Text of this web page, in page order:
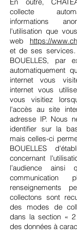
collecte
informations
l'utilisation que
web https://
et de ses services.
BOUELLES, par
automatiquement
internet vous
internet vous
vous visitiez
l'accès au site
adresse IP. Nous
identifier sur la
mais celles-ci
BOUELLES
concernant
l’audience ainsi
renseignements
collectons sont
des modes de
dans la section «
des données à